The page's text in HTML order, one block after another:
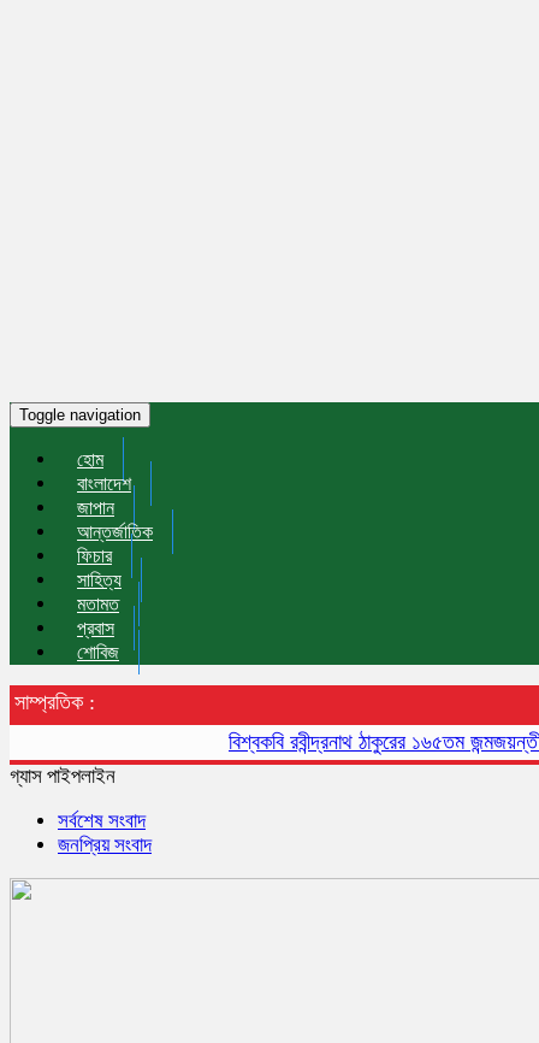
Toggle navigation
হোম
বাংলাদেশ
জাপান
আন্তর্জাতিক
ফিচার
সাহিত্য
মতামত
প্রবাস
শোবিজ
সাম্প্রতিক :
বিশ্বকবি রবীন্দ্রনাথ ঠাকুরের ১৬৫তম জন্মজয়ন্তী আজ
গ্যাস পাইপলাইন
সর্বশেষ সংবাদ
জনপ্রিয় সংবাদ